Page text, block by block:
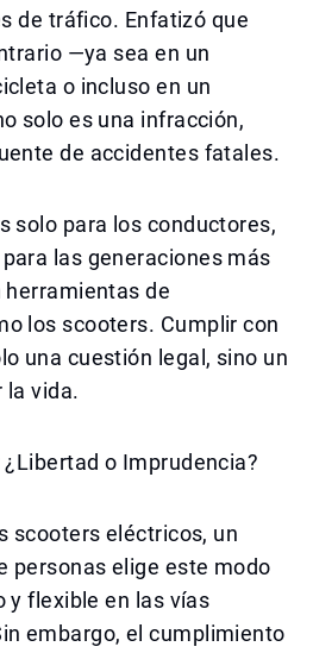
de tráfico. Enfatizó que
—ya sea en un
o incluso en un
solo es una infracción,
de accidentes fatales.
solo para los conductores,
las generaciones más
de
los scooters. Cumplir con
una cuestión legal, sino un
la vida.
o Imprudencia?
scooters eléctricos, un
personas elige este modo
y flexible en las vías
embargo, el cumplimiento